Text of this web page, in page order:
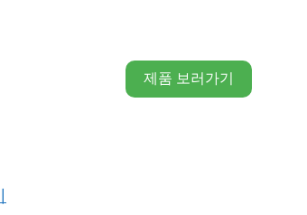
제품 보러가기